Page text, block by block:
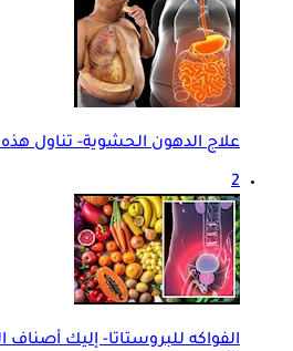
علاج الدهون الحشوية- تناول
2
الفواكه للبروستاتا- إليك